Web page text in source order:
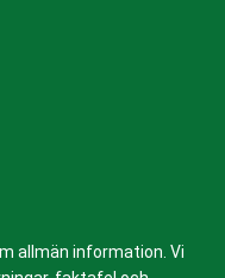
allmän information. Vi